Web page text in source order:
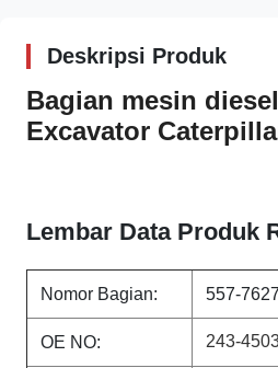
Deskripsi Produk
Bagian mesin
Excavator
Lembar Data Produk
Nomor Bagian: 557-7627
OE NO: 243-